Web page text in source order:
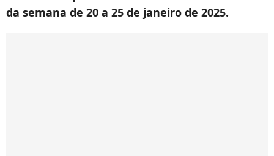
da semana de 20 a 25 de janeiro de 2025.